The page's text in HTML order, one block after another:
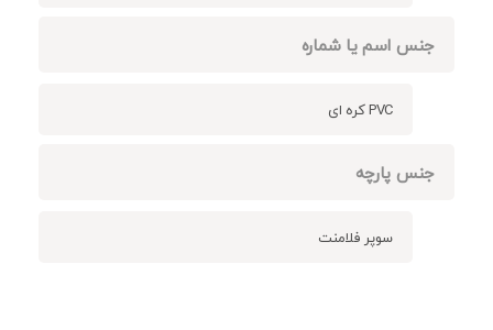
جنس اسم یا شماره
PVC کره ای
جنس پارچه
سوپر فلامنت